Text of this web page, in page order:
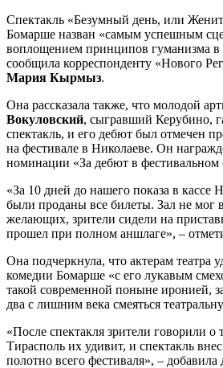
Спектакль «Безумный день, или
Бомарше назван «самым успешным
воплощением принципов гуманизма в
сообщила корреспонденту «Нового
Мария Кырмыз.
Она рассказала также, что молодой
Вокуловский, сыгравший Керубино,
спектакль, и его дебют был отмечен
на фестивале в Николаеве. Он
номинации «За дебют в фестивальном
«За 10 дней до нашего показа в кассе
были проданы все билеты. Зал не мог
желающих, зрители сидели на
прошел при полном аншлаге», –
Она подчеркнула, что актерам театра
комедии Бомарше «с его лукавым
такой современной поныне иронией,
два с лишним века смеяться
«После спектакля зрители говорили
Тирасполь их удивит, и спектакль
полотно всего фестиваля», – добавила